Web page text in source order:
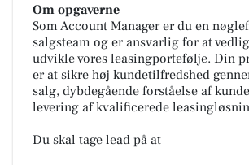
Om opgaverne
Som Account Manager er du en
salgsteam og er ansvarlig for at
udvikle vores leasingportefølje. Din
er at sikre høj kundetilfredshed
salg, dybdegående forståelse af
levering af kvalificerede
Du skal tage lead på at